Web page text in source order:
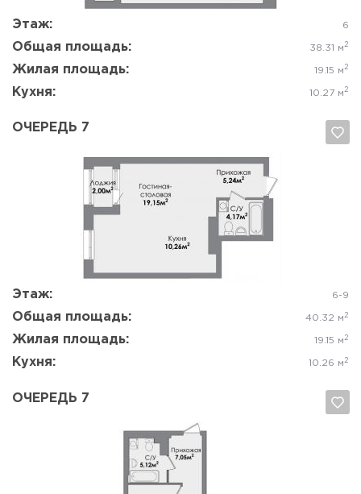
Этаж: 6
Общая площадь: 38.31 м 2
Жилая площадь: 19.15 м 2
Кухня: 10.27 м 2
ОЧЕРЕДЬ 7
Этаж: 6-9
Общая площадь: 40.32 м 2
Жилая площадь: 19.15 м 2
Кухня: 10.26 м 2
Да, удалить Отмена
ОЧЕРЕДЬ 7